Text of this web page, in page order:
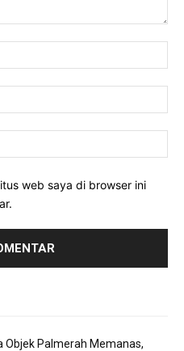
web saya di browser ini
Objek Palmerah Memanas,